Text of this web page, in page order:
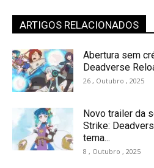
ARTIGOS RELACIONADOS
Abertura sem
Deadverse
26 , Outubro , 2025
Novo trailer da
Strike:
tema...
8 , Outubro , 2025